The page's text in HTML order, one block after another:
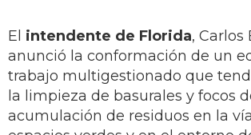
El intendente de Florida, Carlos
anunció la conformación de un
trabajo multigestionado que
la limpieza de basurales y focos
acumulación de residuos en la